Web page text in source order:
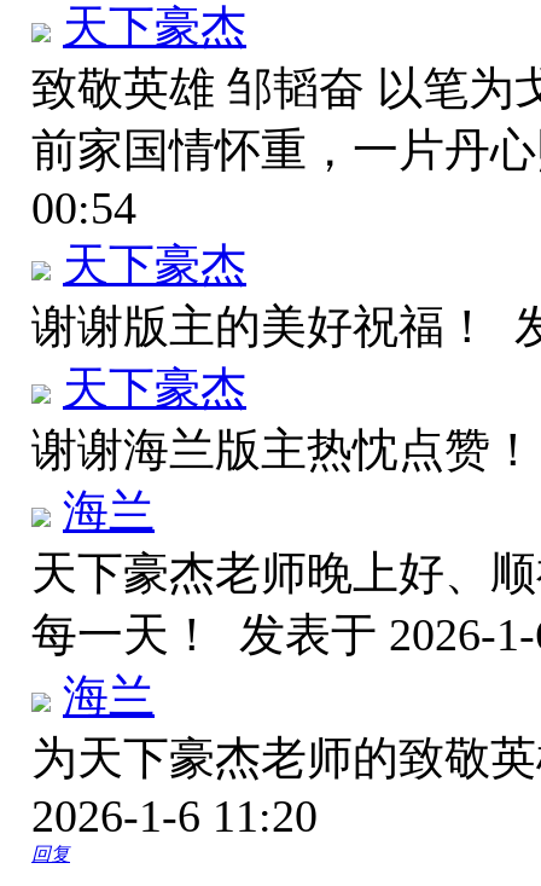
天下豪杰
致敬英雄 邹韬奋 以笔为
前家国情怀重，一片丹
00:54
天下豪杰
谢谢版主的美好祝福！
天下豪杰
谢谢海兰版主热忱点赞
海兰
天下豪杰老师晚上好、
每一天！ 发表于 2026-
海兰
为天下豪杰老师的致敬
2026-1-6 11:20
回复